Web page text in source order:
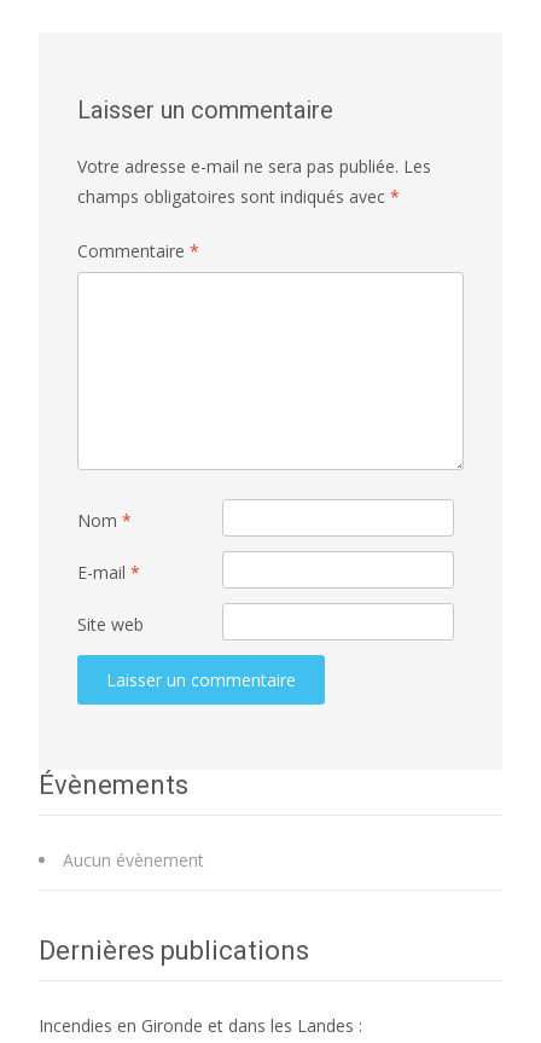
Laisser un commentaire
Votre adresse e-mail ne sera pas publiée. Les
champs obligatoires sont indiqués avec *
Commentaire *
Nom *
E-mail *
Site web
Évènements
Aucun évènement
Dernières publications
Incendies en Gironde et dans les Landes :